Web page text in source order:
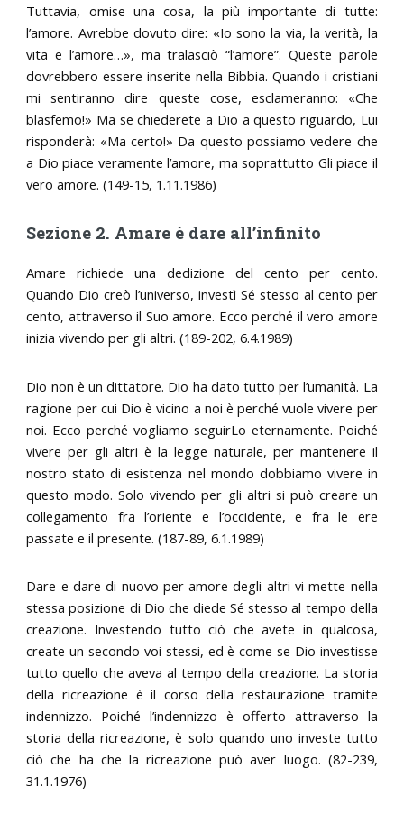
Tuttavia, omise una cosa, la più importante di tutte:
l’amore. Avrebbe dovuto dire: «Io sono la via, la verità, la
vita e l’amore…», ma tralasciò “l’amore”. Queste parole
dovrebbero essere inserite nella Bibbia. Quando i cristiani
mi sentiranno dire queste cose, esclameranno: «Che
blasfemo!» Ma se chiederete a Dio a questo riguardo, Lui
risponderà: «Ma certo!» Da questo possiamo vedere che
a Dio piace veramente l’amore, ma soprattutto Gli piace il
vero amore. (149-15, 1.11.1986)
Sezione 2. Amare è dare all’infinito
Amare richiede una dedizione del cento per cento.
Quando Dio creò l’universo, investì Sé stesso al cento per
cento, attraverso il Suo amore. Ecco perché il vero amore
inizia vivendo per gli altri. (189-202, 6.4.1989)
Dio non è un dittatore. Dio ha dato tutto per l’umanità. La
ragione per cui Dio è vicino a noi è perché vuole vivere per
noi. Ecco perché vogliamo seguirLo eternamente. Poiché
vivere per gli altri è la legge naturale, per mantenere il
nostro stato di esistenza nel mondo dobbiamo vivere in
questo modo. Solo vivendo per gli altri si può creare un
collegamento fra l’oriente e l’occidente, e fra le ere
passate e il presente. (187-89, 6.1.1989)
Dare e dare di nuovo per amore degli altri vi mette nella
stessa posizione di Dio che diede Sé stesso al tempo della
creazione. Investendo tutto ciò che avete in qualcosa,
create un secondo voi stessi, ed è come se Dio investisse
tutto quello che aveva al tempo della creazione. La storia
della ricreazione è il corso della restaurazione tramite
indennizzo. Poiché l’indennizzo è offerto attraverso la
storia della ricreazione, è solo quando uno investe tutto
ciò che ha che la ricreazione può aver luogo. (82-239,
31.1.1976)